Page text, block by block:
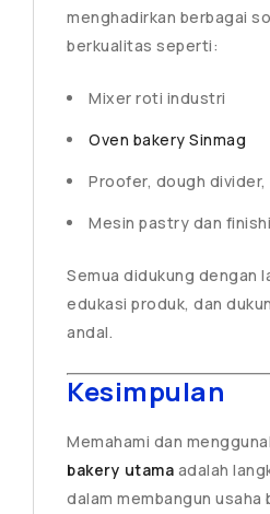
menghadirkan berbagai
berkualitas seperti:
Mixer roti industri
Oven bakery Sinmag
Proofer, dough
Mesin pastry dan
Semua didukung dengan
edukasi produk, dan
andal.
Kesimpulan
Memahami dan
bakery utama adalah
dalam membangun usaha